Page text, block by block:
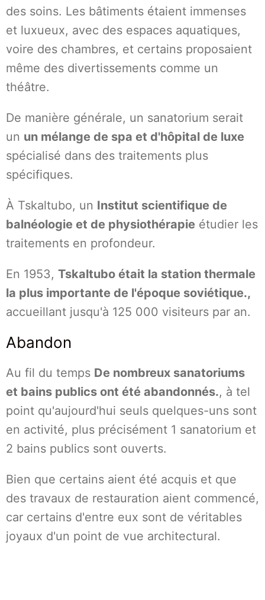
des soins. Les bâtiments étaient immenses
et luxueux, avec des espaces aquatiques,
voire des chambres, et certains proposaient
même des divertissements comme un
théâtre.
De manière générale, un sanatorium serait
un un mélange de spa et d'hôpital de luxe
spécialisé dans des traitements plus
spécifiques.
À Tskaltubo, un Institut scientifique de
balnéologie et de physiothérapie étudier les
traitements en profondeur.
En 1953, Tskaltubo était la station thermale
la plus importante de l'époque soviétique.,
accueillant jusqu'à 125 000 visiteurs par an.
Abandon
Au fil du temps De nombreux sanatoriums
et bains publics ont été abandonnés., à tel
point qu'aujourd'hui seuls quelques-uns sont
en activité, plus précisément 1 sanatorium et
2 bains publics sont ouverts.
Bien que certains aient été acquis et que
des travaux de restauration aient commencé,
car certains d'entre eux sont de véritables
joyaux d'un point de vue architectural.